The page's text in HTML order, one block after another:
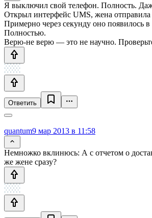
Я выключил свой телефон. Полность.
Открыл интерфейс UMS, жена
Примерно через секунду оно появилось в
Полностью.
Верю-не верю — это не научно.
Ответить
quantum9 мар 2013 в 11:58
Немножко вклинюсь: А с отчетом о
же жене сразу?